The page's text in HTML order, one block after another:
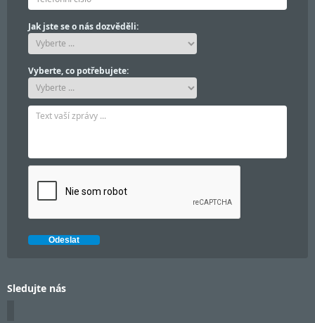
Jak jste se o nás dozvěděli:
Vyberte, co potřebujete:
Sledujte nás